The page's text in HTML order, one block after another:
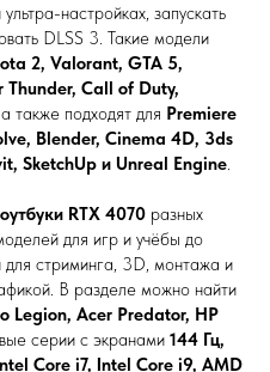
настройках, запускать
DLSS 3. Такие модели
2, Valorant, GTA 5,
Thunder, Call of Duty,
также подходят для Premiere
Blender, Cinema 4D, 3ds
SketchUp и Unreal Engine.
RTX 4070 разных
для игр и учёбы до
для стриминга, 3D, монтажа и
В разделе можно найти
Legion, Acer Predator, HP
серии с экранами 144 Гц,
Core i7, Intel Core i9, AMD